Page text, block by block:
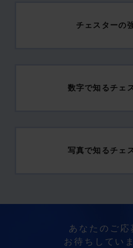
チェスターの
数字で知るチェ
写真で知るチェ
あなたのご応
お待ちしてい